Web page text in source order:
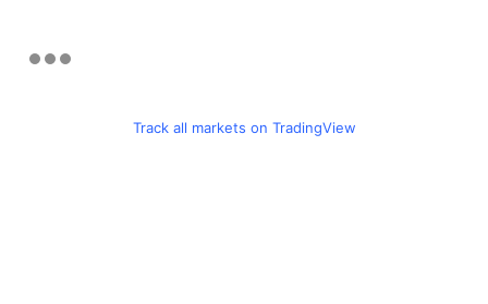
Track all markets on TradingView